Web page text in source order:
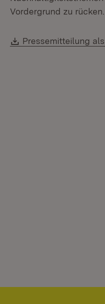
Vordergrund zu rücken.
Download:
Pressemitteilung